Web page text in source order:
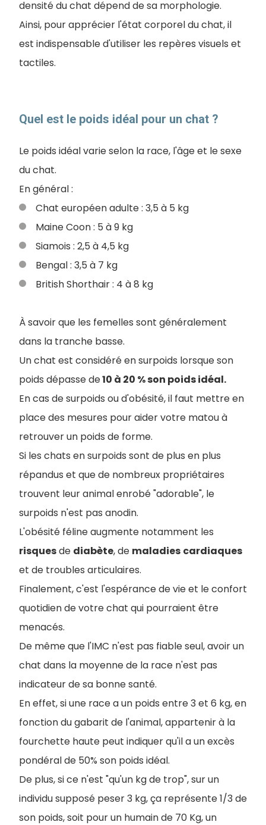
densité du chat dépend de sa morphologie.
Ainsi, pour apprécier l'état corporel du chat, il
est indispensable d'utiliser les repères visuels et
tactiles.
Quel est le poids idéal pour un chat ?
Le poids idéal varie selon la race, l'âge et le sexe
du chat.
En général :
Chat européen adulte : 3,5 à 5 kg
Maine Coon : 5 à 9 kg
Siamois : 2,5 à 4,5 kg
Bengal : 3,5 à 7 kg
British Shorthair : 4 à 8 kg
À savoir que les femelles sont généralement
dans la tranche basse.
Un chat est considéré en surpoids lorsque son
poids dépasse de10 à 20 % son poids idéal.
En cas de surpoids ou d'obésité, il faut mettre en
place des mesures pour aider votre matou à
retrouver un poids de forme.
Si les chats en surpoids sont de plus en plus
répandus et que de nombreux propriétaires
trouvent leur animal enrobé "adorable", le
surpoids n'est pas anodin.
L'obésité féline augmente notamment les
risquesde diabète, de maladies cardiaques
et de troubles articulaires.
Finalement, c'est l'espérance de vie et le confort
quotidien de votre chat qui pourraient être
menacés.
De même que l'IMC n'est pas fiable seul, avoir un
chat dans la moyenne de la race n'est pas
indicateur de sa bonne santé.
En effet, si une race a un poids entre 3 et 6 kg, en
fonction du gabarit de l'animal, appartenir à la
fourchette haute peut indiquer qu'il a un excès
pondéral de 50% son poids idéal.
De plus, si ce n'est "qu'un kg de trop", sur un
individu supposé peser 3 kg, ça représente 1/3 de
son poids, soit pour un humain de 70 Kg, un